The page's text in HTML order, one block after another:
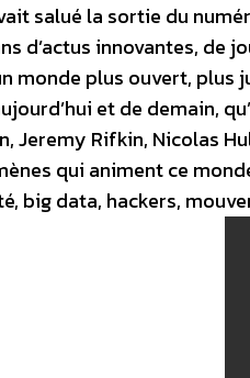
salué la sortie du
d’actus innovantes,
monde plus ouvert,
et de demain,
Jeremy Rifkin, Nicolas
qui animent ce
big data, hackers,